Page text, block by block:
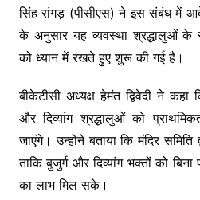
सिंह रांगड़ (पीसीएस) ने इस संबंध में
के अनुसार यह व्यवस्था श्रद्धालुओं के
को ध्यान में रखते हुए शुरू की गई है।
बीकेटीसी अध्यक्ष हेमंत द्विवेदी ने
और दिव्यांग श्रद्धालुओं को
जाएंगे। उन्होंने बताया कि मंदिर समिति
ताकि बुजुर्ग और दिव्यांग भक्तों को
का लाभ मिल सके।